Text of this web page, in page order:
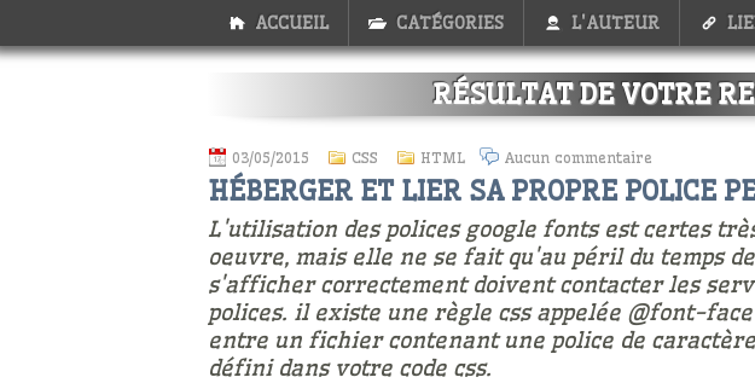
ACCUEIL CATÉGORIES L'AUTEUR
RÉSULTAT DE VOTRE
03/05/2015 CSS HTML Aucun commentaire
HÉBERGER ET LIER SA PROPRE POLICE
L'utilisation des polices google fonts est certes
oeuvre, mais elle ne se fait qu'au péril du temps
s'afficher correctement doivent contacter les
polices. il existe une règle css appelée @font-
entre un fichier contenant une police de
défini dans votre code css.